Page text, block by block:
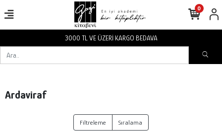
3000 TL VE ÜZERİ KARGO BEDAVA
0
Ardaviraf
Filtreleme Sıralama